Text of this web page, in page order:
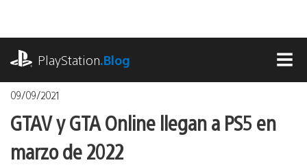
contenido
PlayStation.Blog
09/09/2021
GTAV y GTA Online llegan a PS5 en
marzo de 2022